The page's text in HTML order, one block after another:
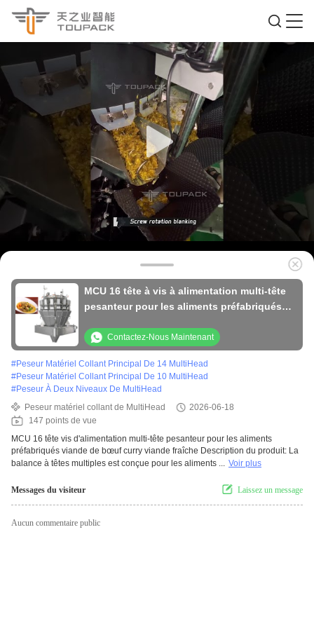
MCU 16 tête à vis à alimentation multi-tête
pesanteur pour les aliments préfabriqués
Contactez-Nous Maintenant
#Peseur Matériel Collant Principal De 14 MultiHead
#Peseur Matériel Collant Principal De 10 MultiHead
#Peseur À Deux Niveaux De MultiHead
Peseur matériel collant de MultiHead
2026-06-18
147 points de vue
MCU 16 tête vis d'alimentation multi-tête pesanteur pour les aliments
préfabriqués viande de bœuf curry viande fraîche Description du produit: La
balance à têtes multiples est conçue pour les aliments ... Voir plus
Messages du visiteur Laissez un message
Aucun commentaire public